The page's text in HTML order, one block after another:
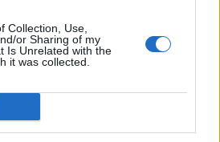
Collection, Use,
or Sharing of my
Is Unrelated with the
it was collected.
το κεφάλι του
παιδί
να αποχωρήσει 20